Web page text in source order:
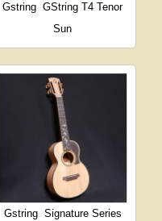
Gstring GString T4 Tenor
Sun
Gstring Signature Series